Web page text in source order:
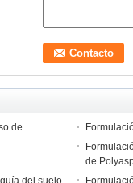
de
de
del suelo